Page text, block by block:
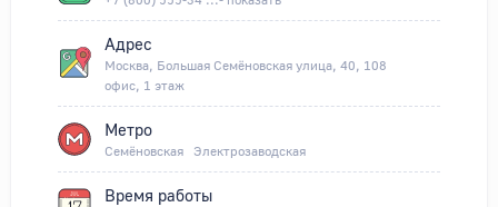
Адрес
Москва, Большая Семёновская улица, 40, 108
офис, 1 этаж
Метро
Семёновская Электрозаводская
Время работы